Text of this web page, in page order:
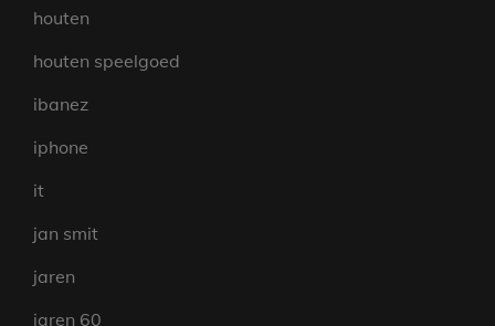
houten
houten speelgoed
ibanez
iphone
it
jan smit
jaren
jaren 60